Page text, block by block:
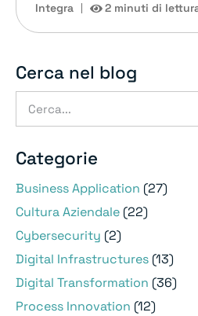
Integra 2 minuti di
Cerca nel blog
Categorie
Business Application (27)
Cultura Aziendale (22)
Cybersecurity (2)
Digital Infrastructures (13)
Digital Transformation (36)
Process Innovation (12)